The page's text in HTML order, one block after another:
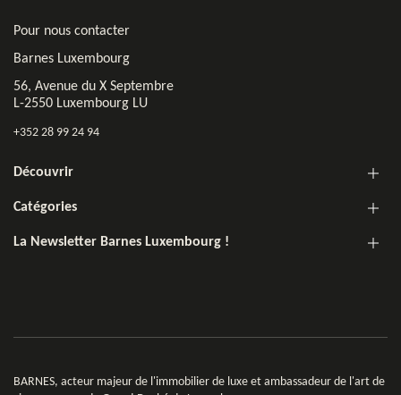
Pour nous contacter
Barnes Luxembourg
56, Avenue du X Septembre
L-2550 Luxembourg LU
+352 28 99 24 94
Découvrir
Catégories
La Newsletter Barnes Luxembourg !
BARNES, acteur majeur de l'immobilier de luxe et ambassadeur de l'art de